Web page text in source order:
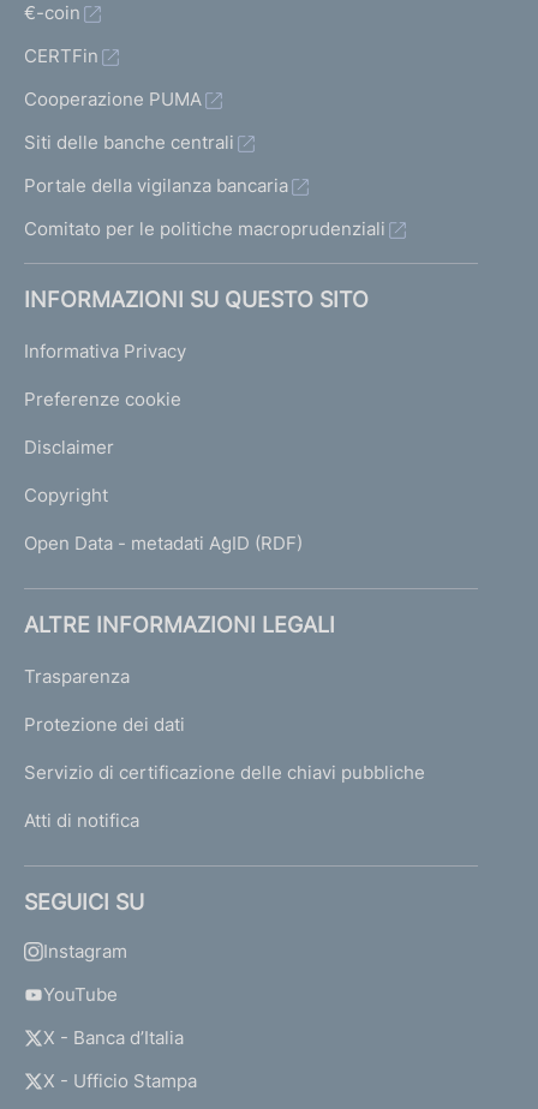
€-coin
CERTFin
Cooperazione PUMA
Siti delle banche centrali
Portale della vigilanza bancaria
Comitato per le politiche macroprudenziali
INFORMAZIONI SU QUESTO SITO
Informativa Privacy
Preferenze cookie
Disclaimer
Copyright
Open Data - metadati AgID (RDF)
ALTRE INFORMAZIONI LEGALI
Trasparenza
Protezione dei dati
Servizio di certificazione delle chiavi pubbliche
Atti di notifica
SEGUICI SU
Instagram
YouTube
X - Banca d’Italia
X - Ufficio Stampa